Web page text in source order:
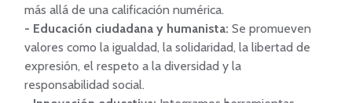
- Educación ciudadana y humanista: Se promueven
valores como la igualdad, la solidaridad, la libertad de
expresión, el respeto a la diversidad y la